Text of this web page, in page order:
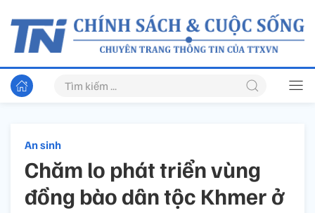
An sinh
Chăm lo phát triển vùng
đồng bào dân tộc Khmer ở